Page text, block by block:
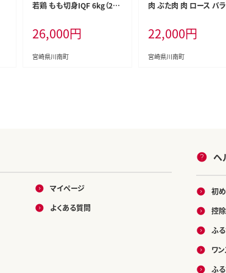
若鶏 もも切身IQF 6kg（250
凍 瞬間凍結 国産 九州産 鶏
肉 若鶏 肉 とり もも モモ肉
大容量 宮崎県 川南町 送料
26,000円
宮崎県川南町
肉 ぶた肉 肉 ロース バ
[C11629]
22,000円
宮崎県川南町
マイページ
よくある質問
ヘ
初
控
ふ
ワ
ふる